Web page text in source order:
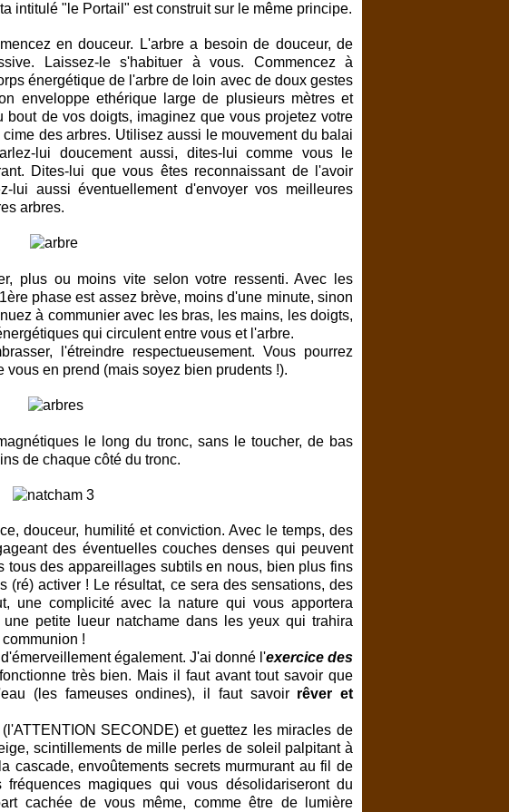
intitulé "le Portail" est construit sur le même principe.
en douceur. L'arbre a besoin de douceur, de
Laissez-le s'habituer à vous. Commencez à
énergétique de l'arbre de loin avec de doux gestes
enveloppe ethérique large de plusieurs mètres et
de vos doigts, imaginez que vous projetez votre
des arbres. Utilisez aussi le mouvement du balai
lui doucement aussi, dites-lui comme vous le
Dites-lui que vous êtes reconnaissant de l'avoir
lui aussi éventuellement d'envoyer vos meilleures
arbres.
plus ou moins vite selon votre ressenti. Avec les
phase est assez brève, moins d'une minute, sinon
à communier avec les bras, les mains, les doigts,
qui circulent entre vous et l'arbre.
l'étreindre respectueusement. Vous pourrez
en prend (mais soyez bien prudents !).
le long du tronc, sans le toucher, de bas
de chaque côté du tronc.
douceur, humilité et conviction. Avec le temps, des
des éventuelles couches denses qui peuvent
tous des appareillages subtils en nous, bien plus fins
(ré) activer ! Le résultat, ce sera des sensations, des
une complicité avec la nature qui vous apportera
petite lueur natchame dans les yeux qui trahira
!
également. J'ai donné l'exercice des
très bien. Mais il faut avant tout savoir que
(les fameuses ondines), il faut savoir rêver et
SECONDE) et guettez les miracles de
scintillements de mille perles de soleil palpitant à
cascade, envoûtements secrets murmurant au fil de
magiques qui vous désolidariseront du
cachée de vous même, comme être de lumière